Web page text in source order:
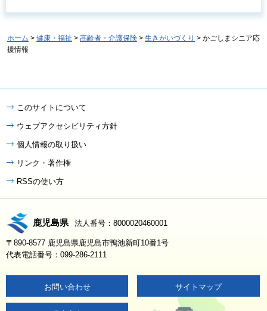
ホーム > 健康・福祉 > 高齢者・介護保険 > 生きがいづくり > かごしまシニア応
援情報
このサイトについて
ウェブアクセシビリティ方針
個人情報の取り扱い
リンク・著作権
RSSの使い方
鹿児島県 法人番号：8000020460001
〒890-8577 鹿児島県鹿児島市鴨池新町10番1号
代表電話番号：099-286-2111
お問い合わせ サイトマップ